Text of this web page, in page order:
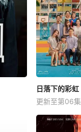
日落下的彩虹
更新至第06集